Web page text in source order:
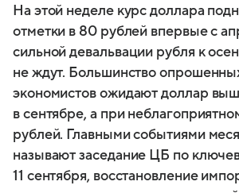
На этой неделе курс доллара
отметки в 80 рублей впервые с
сильной девальвации рубля к
не ждут. Большинство
экономистов ожидают доллар
в сентябре, а при
рублей. Главными событиями
называют заседание ЦБ по
11 сентября, восстановление